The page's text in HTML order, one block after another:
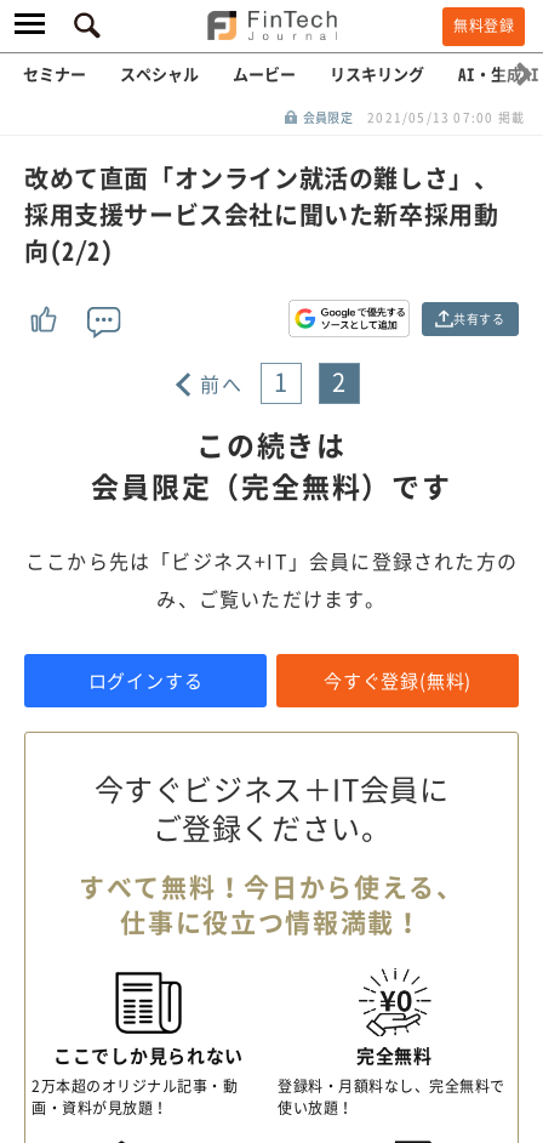
無料登録
セミナー スペシャル ムービー リスキリング AI・生成AI
会員限定 2021/05/13 07:00 掲載
改めて直面「オンライン就活の難しさ」、
採用支援サービス会社に聞いた新卒採用動
向(2/2)
共有する
前へ 1 2
この続きは
会員限定（完全無料）です
ここから先は「ビジネス+IT」会員に登録された方の
み、ご覧いただけます。
ログインする 今すぐ登録(無料)
今すぐビジネス＋IT会員に
ご登録ください。
すべて無料！今日から使える、
仕事に役立つ情報満載！
ここでしか見られない
2万本超のオリジナル記事・動
画・資料が見放題！
完全無料
登録料・月額料なし、完全無料で
使い放題！